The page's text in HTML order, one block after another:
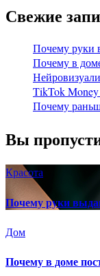
Свежие
Почему руки
Почему в
TikTok
Почему
Вы
Красота
Почему руки
Дом
Почему в доме